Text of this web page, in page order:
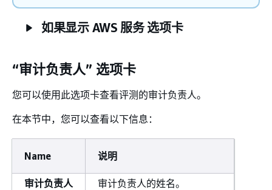
如果显示 AWS 服务 选项卡
“审计负责人” 选项卡
您可以使用此选项卡查看评测的审计负责人。
在本节中，您可以查看以下信息：
Name 说明
审计负责人
审计负责人的姓名。